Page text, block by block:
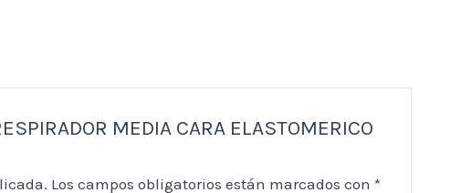
MEDIA CARA ELASTOMERICO
Los campos obligatorios están marcados con*